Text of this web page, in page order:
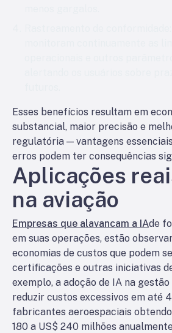
Esses benefícios resultam em
substancial, maior precisão e
regulatória — vantagens
erros podem ter consequências
Aplicações
na aviação
Empresas que alavancam a IAde
em suas operações, estão
economias de custos que podem
certificações e outras iniciativas
exemplo, a adoção de IA na
reduzir custos excessivos em até
fabricantes aeroespaciais
180 a US$ 240 milhões